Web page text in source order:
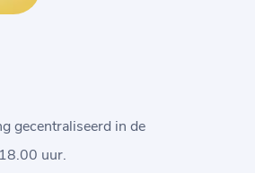
gecentraliseerd in de
uur.